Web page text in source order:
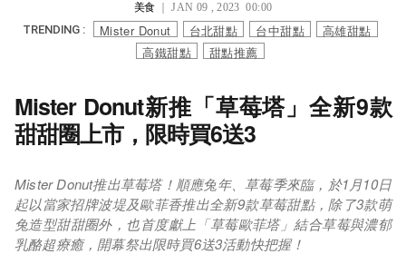
美食｜ JAN 09 , 2023 00:00
TRENDING : Mister Donut 台北甜點 台中甜點
高雄甜點
高鐵甜點
甜點推薦
Mister Donut新推「草莓塔」全新9款
甜甜圈上市，限時買6送3
Mister Donut推出草莓塔！順應兔年、草莓季來臨，於1月10日
起以當家招牌波堤及歐菲香推出全新9款草莓甜點，除了3款萌
兔造型甜甜圈外，也首度獻上「草莓歐菲塔」結合草莓與濃郁
乳酪超療癒，開幕祭出限時買6送3活動快把握！